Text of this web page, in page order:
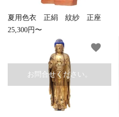
夏用色衣 正絹 紋紗 正座
25,300円〜
お問合せください。
favorite